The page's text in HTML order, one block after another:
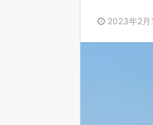
2023年2月